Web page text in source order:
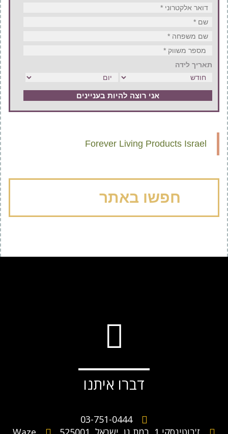
דואר אלקטרוני *
שם *
שם משפחה *
מספר משווק *
תאריך לידה
Forever Living Products Israel
דברו איתנו
03-751-0444